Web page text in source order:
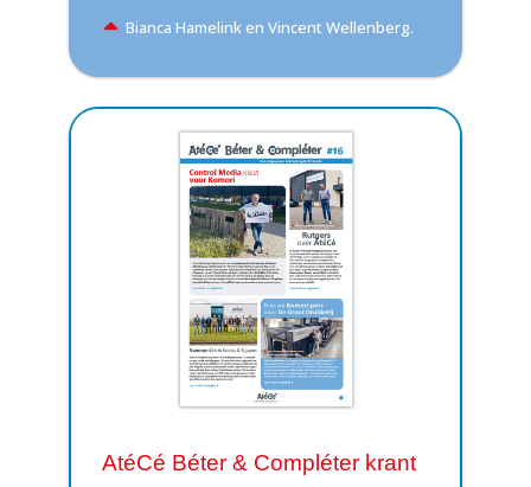
Bianca Hamelink en Vincent Wellenberg.
AtéCé Béter & Compléter krant